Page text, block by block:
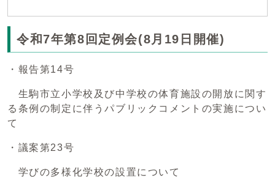
令和7年第8回定例会(8月19日開催)
・報告第14号
生駒市立小学校及び中学校の体育施設の開放に関す
る条例の制定に伴うパブリックコメントの実施につい
て
・議案第23号
学びの多様化学校の設置について